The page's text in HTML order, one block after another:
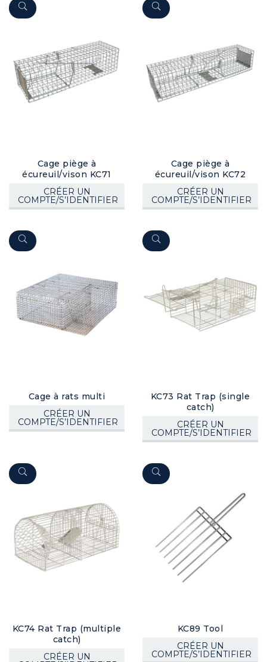
Cage piège à
écureuil/vison KC71
CRÉER UN
COMPTE/S’IDENTIFIER
Cage piège à
écureuil/vison KC72
CRÉER UN
COMPTE/S’IDENTIFIER
Cage à rats multi
CRÉER UN
COMPTE/S’IDENTIFIER
KC73 Rat Trap (single
catch)
CRÉER UN
COMPTE/S’IDENTIFIER
KC74 Rat Trap (multiple
catch)
CRÉER UN
KC89 Tool
CRÉER UN
COMPTE/S’IDENTIFIER